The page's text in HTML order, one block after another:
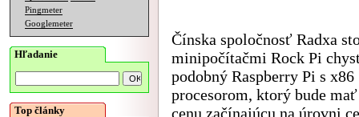
Pingmeter
Googlemeter
Hľadanie
Top články
Čínska spoločnosť Radxa
minipočítačmi Rock Pi
podobný Raspberry Pi s x86
procesorom, ktorý bude
cenu začínajúcu na úrovni